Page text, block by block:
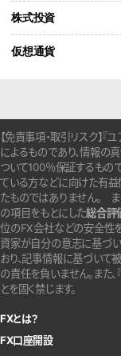
株式投資
仮想通貨
【免責事項・取引リスク】
によるものであり、情報の
ついて100％保証するもの
ている方などに向けた有益
たものではありません。
の項目をもとにした総合評
位のFX会社などの安全性
資家が自分の意志に基づ
おり、記事情報に基づいて
の責任を負いません。また
とを固く禁じます。
FXとは？
FX口座開設